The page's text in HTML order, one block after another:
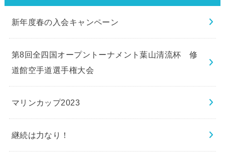
新年度春の入会キャンペーン
第8回全四国オープントーナメント葉山清流杯 修
道館空手道選手権大会
マリンカップ2023
継続は力なり！